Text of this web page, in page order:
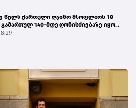
წელს ქართული ღვინო მსოფლიოს 18
გამართულ 140-მდე ღონისძიებაზე იყო